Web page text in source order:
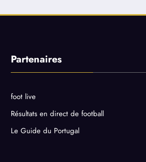
Partenaires
foot live
Résultats en direct de football
Le Guide du Portugal